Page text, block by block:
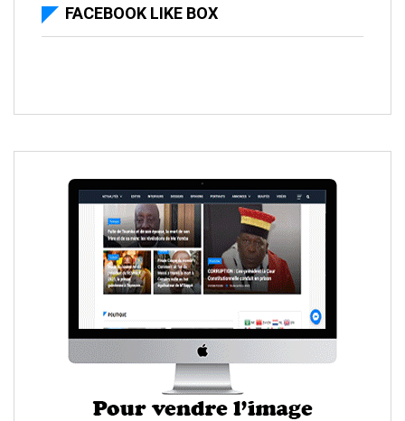
FACEBOOK LIKE BOX